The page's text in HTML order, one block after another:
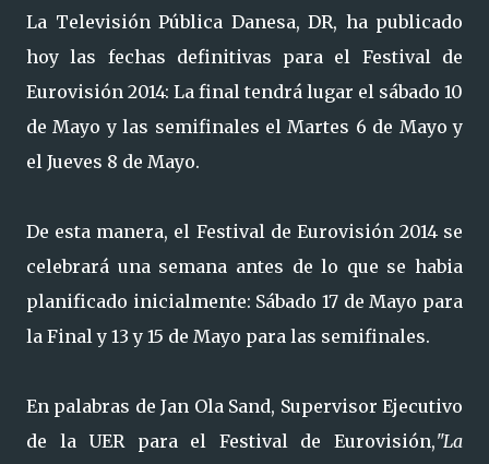
La Televisión Pública Danesa, DR, ha publicado
hoy las fechas definitivas para el Festival de
Eurovisión 2014: La final tendrá lugar el sábado 10
de Mayo y las semifinales el Martes 6 de Mayo y
el Jueves 8 de Mayo.
De esta manera, el Festival de Eurovisión 2014 se
celebrará una semana antes de lo que se habia
planificado inicialmente: Sábado 17 de Mayo para
la Final y 13 y 15 de Mayo para las semifinales.
En palabras de Jan Ola Sand, Supervisor Ejecutivo
de la UER para el Festival de Eurovisión,"La